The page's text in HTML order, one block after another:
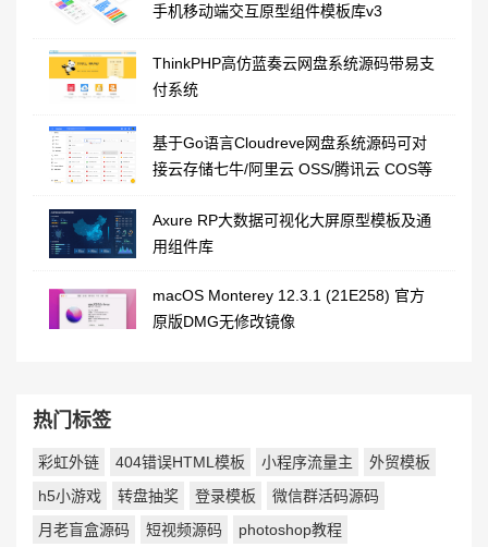
手机移动端交互原型组件模板库v3
ThinkPHP高仿蓝奏云网盘系统源码带易支
付系统
基于Go语言Cloudreve网盘系统源码可对
接云存储七牛/阿里云 OSS/腾讯云 COS等
Axure RP大数据可视化大屏原型模板及通
用组件库
macOS Monterey 12.3.1 (21E258) 官方
原版DMG无修改镜像
热门标签
彩虹外链 404错误HTML模板 小程序流量主
外贸模板
h5小游戏
转盘抽奖 登录模板
微信群活码源码
月老盲盒源码
短视频源码
photoshop教程